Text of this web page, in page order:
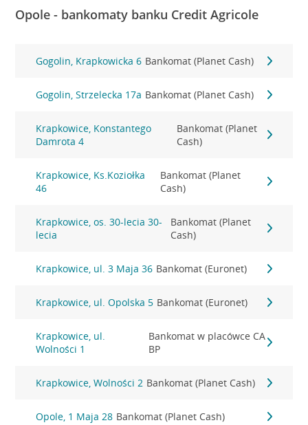
Opole - bankomaty banku Credit Agricole
Gogolin, Krapkowicka 6 Bankomat (Planet Cash)
Gogolin, Strzelecka 17a Bankomat (Planet Cash)
Krapkowice, Konstantego
Damrota 4
Bankomat (Planet
Cash)
Krapkowice, Ks.Koziołka
46
Bankomat (Planet
Cash)
Krapkowice, os. 30-lecia 30-
lecia
Bankomat (Planet
Cash)
Krapkowice, ul. 3 Maja 36 Bankomat (Euronet)
Krapkowice, ul. Opolska 5 Bankomat (Euronet)
Krapkowice, ul.
Wolności 1
Bankomat w placówce CA
BP
Krapkowice, Wolności 2 Bankomat (Planet Cash)
Opole, 1 Maja 28 Bankomat (Planet Cash)